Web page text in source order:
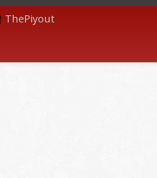
ThePiyout